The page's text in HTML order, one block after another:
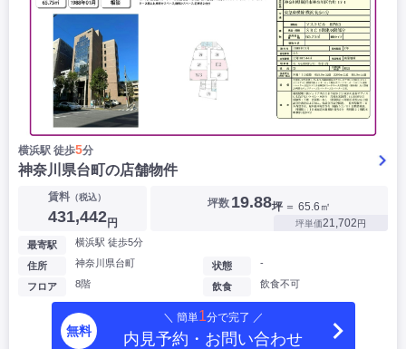
横浜駅 徒歩5分
神奈川県台町の店舗物件
賃料（税込）
431,442円
坪数 19.88坪 ＝ 65.6㎡
坪単価21,702円
最寄駅 横浜駅 徒歩5分
住所 神奈川県台町
フロア 8階
状態 -
飲食 飲食不可
無料
＼ 簡単1分で完了 ／
内見予約・お問い合わせ